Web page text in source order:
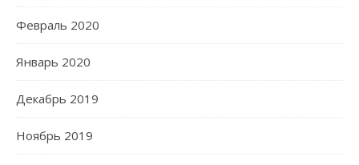
Февраль 2020
Январь 2020
Декабрь 2019
Ноябрь 2019